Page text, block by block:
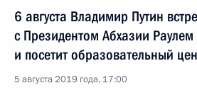
6 августа Владимир Путин
с Президентом Абхазии
и посетит образовательный
5 августа 2019 года, 17:00